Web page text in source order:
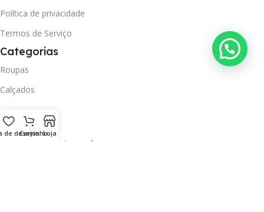
Política de privacidade
Termos de Serviço
Categorias
Roupas
Calçados
Contatos
Contato@laribonic.com.br
de desejos
CarrinhoLoja